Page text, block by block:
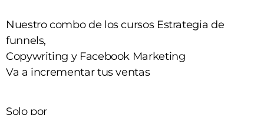
Nuestro combo de los cursos Estrategia de
funnels,
Copywriting y Facebook Marketing
Va a incrementar tus ventas
Solo por